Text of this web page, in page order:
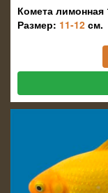
Комета лимонная
Размер: 11-12 см.